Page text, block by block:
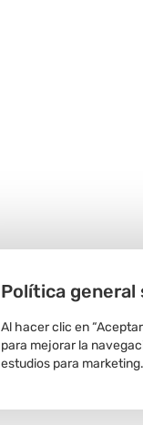
Política general
Al hacer clic en
para mejorar la
estudios para